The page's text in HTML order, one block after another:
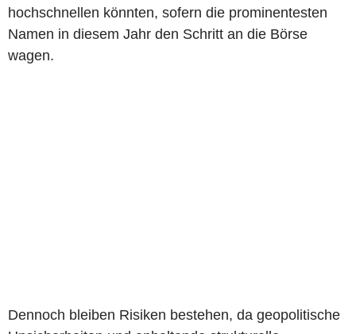
hochschnellen könnten, sofern die prominentesten
Namen in diesem Jahr den Schritt an die Börse
wagen.
Dennoch bleiben Risiken bestehen, da geopolitische